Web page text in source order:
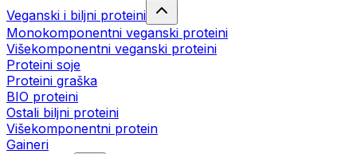
Veganski i biljni proteini
Monokomponentni veganski proteini
Višekomponentni veganski proteini
Proteini soje
Proteini graška
BIO proteini
Ostali biljni proteini
Višekomponentni protein
Gaineri